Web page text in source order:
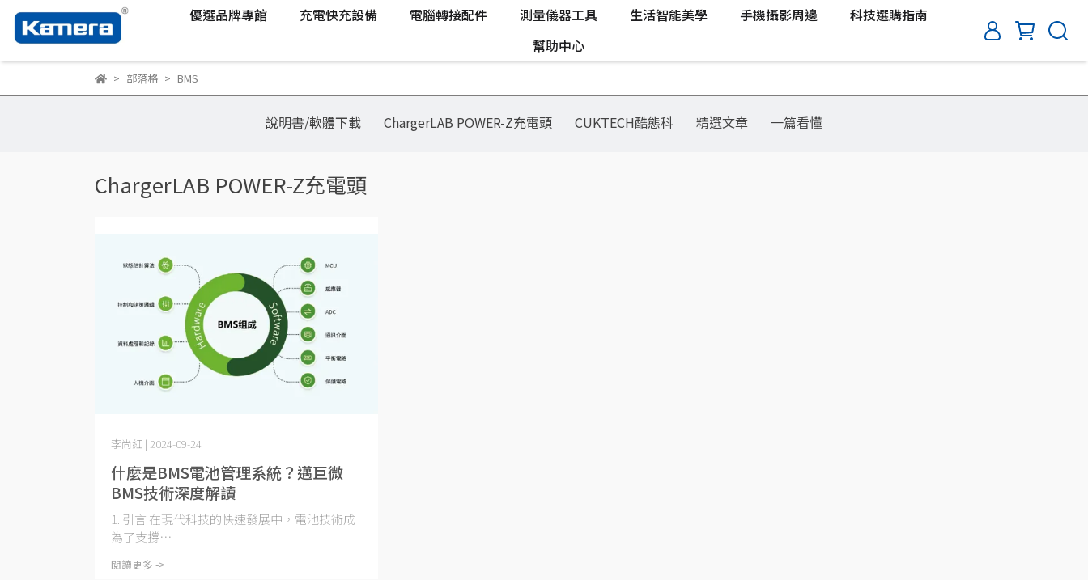
優選品牌專館 充電快充設備 電腦轉接配件 測量儀器工具 生活智能美學 手機攝影周邊
科技選購指南
幫助中心
部落格 BMS
說明書/軟體下載 ChargerLAB POWER-Z充電頭 CUKTECH酷態科 精選文章 一篇看懂
ChargerLAB POWER-Z充電頭
什麼是BMS電池管理系統？邁巨微
BMS技術深度解讀
李尚紅 | 2024-09-24
1. 引言 在現代科技的快速發展中，電池技術成
為了支撐⋯
閱讀更多 ->